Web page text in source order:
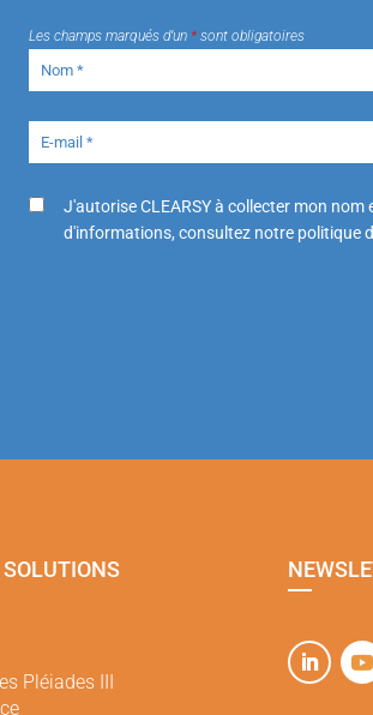
Les champs marqués d’un * sont obligatoires
J'autorise CLEARSY à collecter mon
d'informations, consultez notre politique
Pléiades III